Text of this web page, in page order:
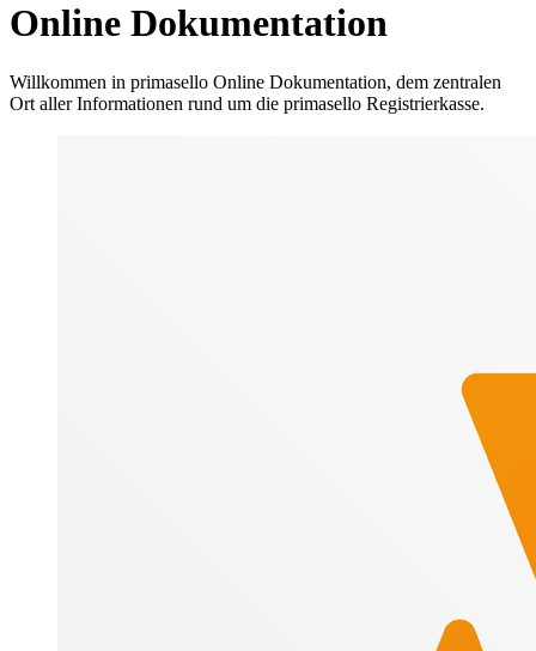
Online Dokumentation
Willkommen in primasello Online Dokumentation, dem zentralen
Ort aller Informationen rund um die primasello Registrierkasse.